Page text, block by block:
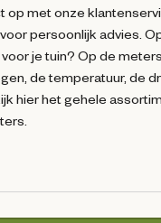
op met onze
persoonlijk advies.
je tuin? Op de
de temperatuur, de
hier het gehele